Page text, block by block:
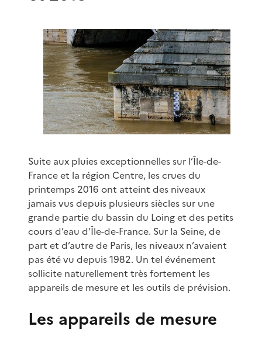
Suite aux pluies exceptionnelles sur l’Île-de-
France et la région Centre, les crues du
printemps 2016 ont atteint des niveaux
jamais vus depuis plusieurs siècles sur une
grande partie du bassin du Loing et des petits
cours d’eau d’Île-de-France. Sur la Seine, de
part et d’autre de Paris, les niveaux n’avaient
pas été vu depuis 1982. Un tel événement
sollicite naturellement très fortement les
appareils de mesure et les outils de prévision.
Les appareils de mesure